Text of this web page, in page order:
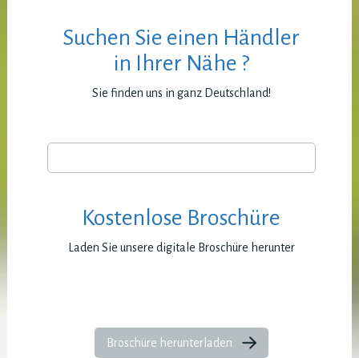
Suchen Sie einen Händler
in Ihrer Nähe ?
Sie finden uns in ganz Deutschland!
Kostenlose Broschüre
Laden Sie unsere digitale Broschüre herunter
Broschüre herunterladen